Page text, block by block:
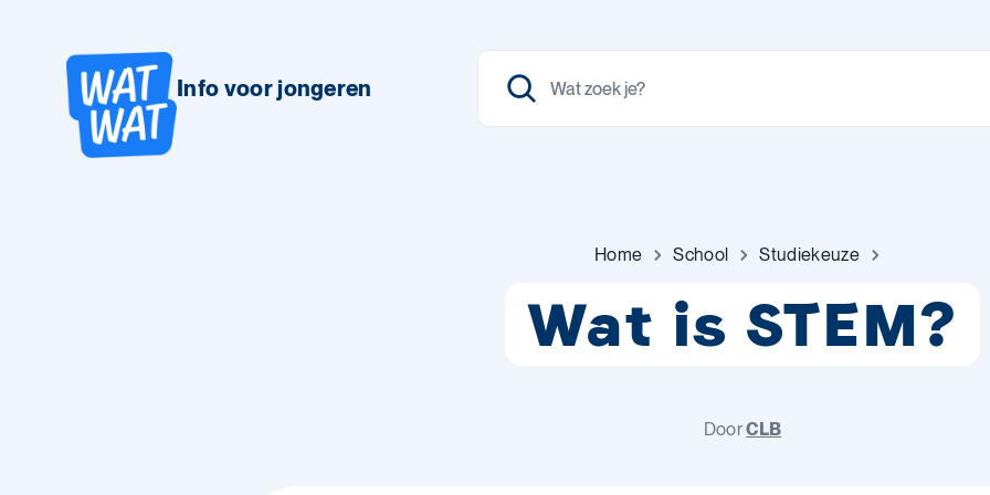
Info voor jongeren
Home School Studiekeuze
Wat is STEM?
DoorCLB